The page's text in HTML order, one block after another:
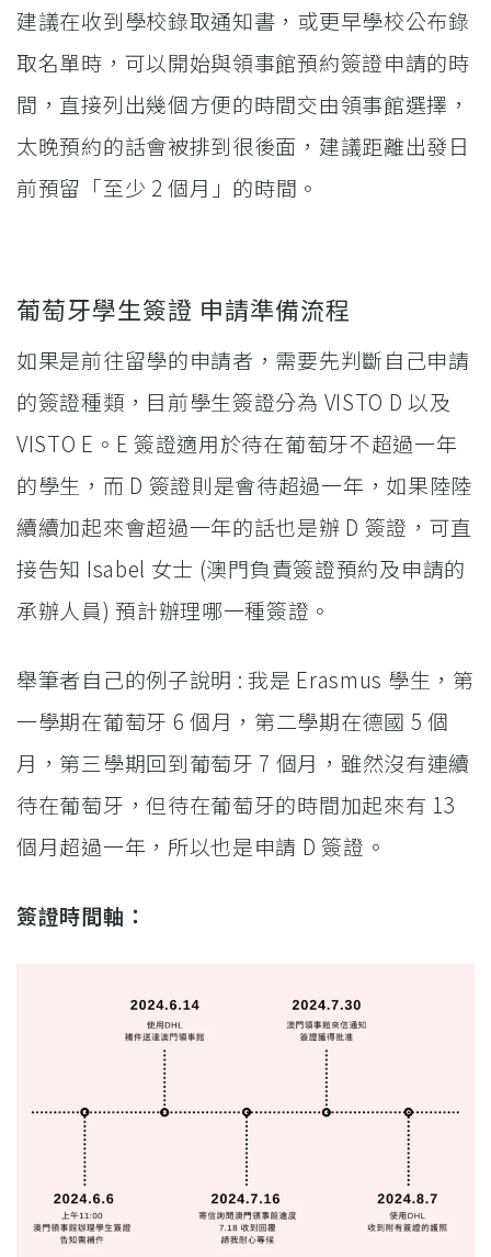
建議在收到學校錄取通知書，或更早學校公布錄
取名單時，可以開始與領事館預約簽證申請的時
間，直接列出幾個方便的時間交由領事館選擇，
太晚預約的話會被排到很後面，建議距離出發日
前預留「至少 2 個月」的時間。
葡萄牙學生簽證 申請準備流程
如果是前往留學的申請者，需要先判斷自己申請
的簽證種類，目前學生簽證分為 VISTO D 以及
VISTO E。E 簽證適用於待在葡萄牙不超過一年
的學生，而 D 簽證則是會待超過一年，如果陸陸
續續加起來會超過一年的話也是辦 D 簽證，可直
接告知 Isabel 女士 (澳門負責簽證預約及申請的
承辦人員) 預計辦理哪一種簽證。
舉筆者自己的例子說明 : 我是 Erasmus 學生，第
一學期在葡萄牙 6 個月，第二學期在德國 5 個
月，第三學期回到葡萄牙 7 個月，雖然沒有連續
待在葡萄牙，但待在葡萄牙的時間加起來有 13
個月超過一年，所以也是申請 D 簽證。
簽證時間軸：